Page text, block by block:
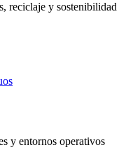
reciclaje y sostenibilidad
y entornos operativos